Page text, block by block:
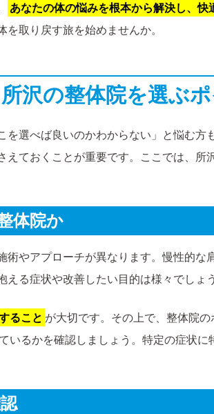
あなたの体の悩みを根本から解決し、快
取り戻す旅を始めませんか。
沢の整体院を選ぶ
選べば良いのかわからない」と悩む
ておくことが重要です。ここでは、所
体院か
やアプローチが異なります。慢性的
る症状や改善したい目的は様々でしょう
ること が大切です。その上で、整体院の
いるかを確認しましょう。特定の症状